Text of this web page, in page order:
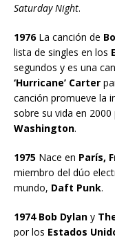
Saturday Night.
1976La canción de
lista de singles en los
segundos y es una
‘Hurricane’ Carter
canción promueve la
sobre su vida en
Washington.
1975 Nace en París,
miembro del dúo
mundo, Daft Punk.
1974 Bob Dylan y
por los Estados